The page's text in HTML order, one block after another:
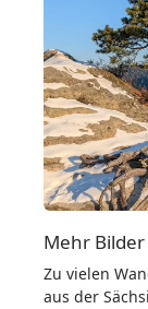
Mehr Bilder
Zu vielen
aus der